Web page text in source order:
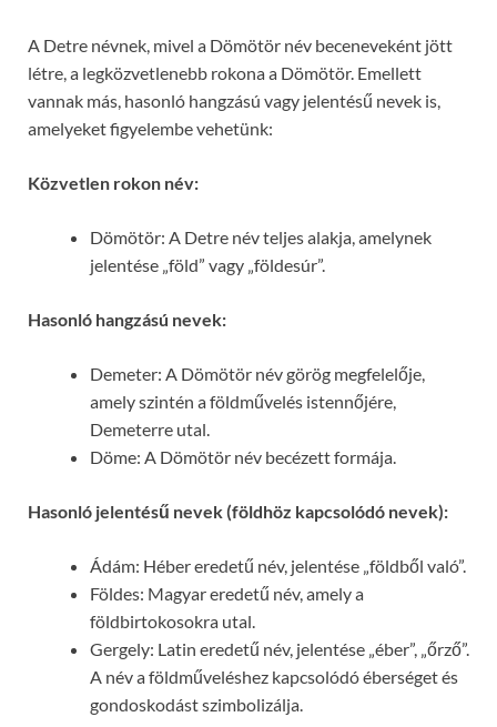
A Detre névnek, mivel a Dömötör név beceneveként jött
létre, a legközvetlenebb rokona a Dömötör. Emellett
vannak más, hasonló hangzású vagy jelentésű nevek is,
amelyeket figyelembe vehetünk:
Közvetlen rokon név:
Dömötör: A Detre név teljes alakja, amelynek
jelentése „föld” vagy „földesúr”.
Hasonló hangzású nevek:
Demeter: A Dömötör név görög megfelelője,
amely szintén a földművelés istennőjére,
Demeterre utal.
Döme: A Dömötör név becézett formája.
Hasonló jelentésű nevek (földhöz kapcsolódó nevek):
Ádám: Héber eredetű név, jelentése „földből való”.
Földes: Magyar eredetű név, amely a
földbirtokosokra utal.
Gergely: Latin eredetű név, jelentése „éber”, „őrző”.
A név a földműveléshez kapcsolódó éberséget és
gondoskodást szimbolizálja.